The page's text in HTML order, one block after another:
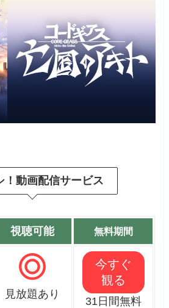
！動画配信サービス
視聴可能 無料期間
見放題あり
今すぐ
観る
31日間無料